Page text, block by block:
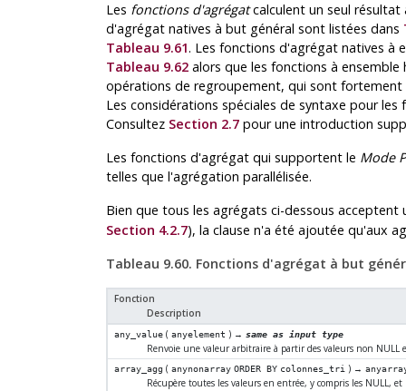
Les fonctions d'agrégatcalculent un seul résultat
d'agrégat natives à but général sont listées dans
Tableau 9.61. Les fonctions d'agrégat natives à
Tableau 9.62alors que les fonctions à
opérations de regroupement, qui sont
Les considérations spéciales de syntaxe pour
Consultez Section 2.7pour une introduction
Les fonctions d'agrégat qui supportent le Mode
telles que l'agrégation parallélisée.
Bien que tous les agrégats ci-dessous acceptent
Section 4.2.7), la clause n'a été ajoutée qu'aux
Tableau 9.60. Fonctions d'agrégat à but
Fonction
Description
any_value (anyelement ) →same as input type
Renvoie une valeur arbitraire à partir des valeurs non NULL
array_agg (anynonarray ORDER BY colonnes_tri ) →
Récupère toutes les valeurs en entrée, y compris les NULL,